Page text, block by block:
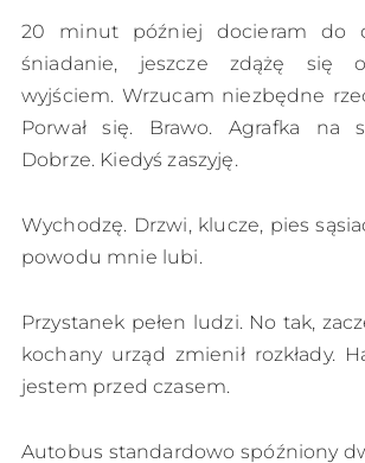
20 minut później docieram do
śniadanie, jeszcze zdążę się
wyjściem. Wrzucam niezbędne
Porwał się. Brawo. Agrafka na
Dobrze. Kiedyś zaszyję.
Wychodzę. Drzwi, klucze, pies
powodu mnie lubi.
Przystanek pełen ludzi. No tak,
kochany urząd zmienił rozkłady.
jestem przed czasem.
Autobus standardowo spóźniony